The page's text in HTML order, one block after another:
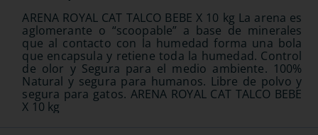
ARENA ROYAL CAT TALCO BEBE X 10 kg La arena es
aglomerante o “scoopable” a base de minerales
que al contacto con la humedad forma una bola
que encapsula y retiene toda la humedad. Control
de olor y Segura para el medio ambiente. 100%
Natural y segura para humanos. Libre de polvo y
segura para gatos. ARENA ROYAL CAT TALCO BEBE
X 10 kg